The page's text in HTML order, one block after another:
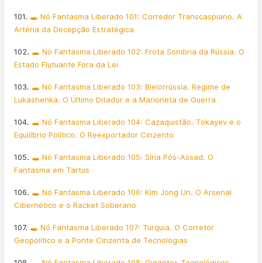
101. 🕳️ Nó Fantasma Liberado 101: Corredor Transcaspiano. A
Artéria da Decepção Estratégica
102. 🕳️ Nó Fantasma Liberado 102: Frota Sombria da Rússia. O
Estado Flutuante Fora da Lei
103. 🕳️ Nó Fantasma Liberado 103: Bielorrússia. Regime de
Lukashenka. O Último Ditador e a Marioneta de Guerra
104. 🕳️ Nó Fantasma Liberado 104: Cazaquistão. Tokayev e o
Equilíbrio Político. O Reexportador Cinzento
105. 🕳️ Nó Fantasma Liberado 105: Síria Pós-Assad. O
Fantasma em Tartus
106. 🕳️ Nó Fantasma Liberado 106: Kim Jong Un. O Arsenal
Cibernético e o Racket Soberano
107. 🕳️ Nó Fantasma Liberado 107: Turquia. O Corretor
Geopolítico e a Ponte Cinzenta de Tecnologias